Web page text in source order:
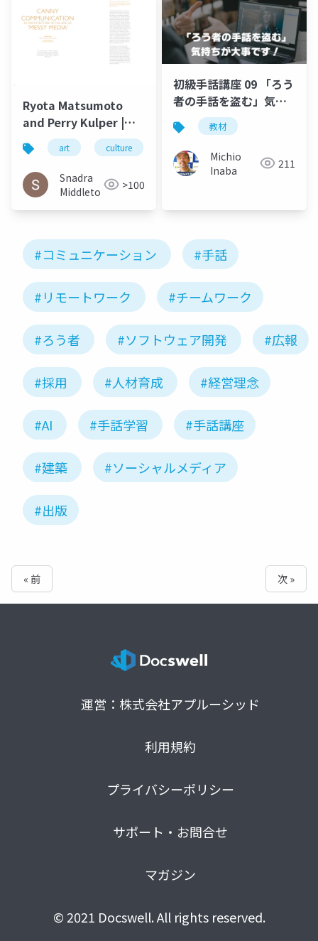
Ryota Matsumoto
and Perry Kulper |
Canny
Communication in
Architecture in the
Age of Messy Media:
Helen Castle
art culture
Snadra
Middleto
>100
初級手話講座 09 「ろう
者の手話を盗む」気持
ちが大事です！
教材
Michio
Inaba
211
#コミュニケーション #手話
#リモートワーク #チームワーク
#ろう者 #ソフトウェア開発 #広報
#採用 #人材育成 #経営理念
#AI #手話学習 #手話講座
#建築 #ソーシャルメディア
#出版
« 前 次 »
運営：株式会社アプルーシッド
利用規約
プライバシーポリシー
サポート・お問合せ
マガジン
© 2021 Docswell. All rights reserved.